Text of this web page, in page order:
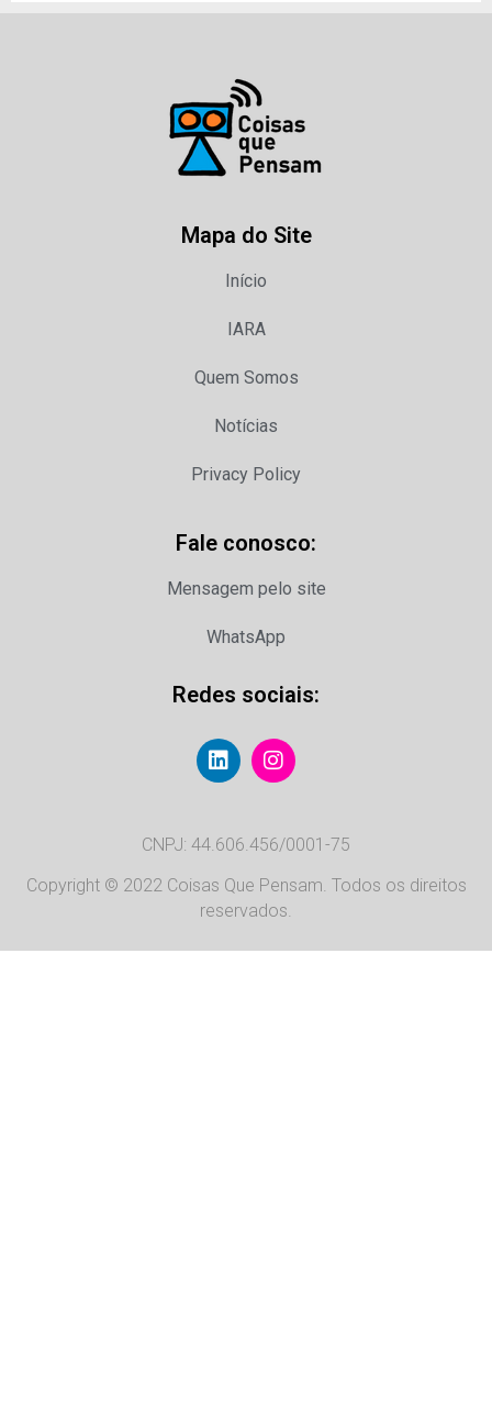
Mapa do Site
Início
IARA
Quem Somos
Notícias
Privacy Policy
Fale conosco:
Mensagem pelo site
WhatsApp
Redes sociais:
CNPJ: 44.606.456/0001-75
Copyright © 2022 Coisas Que Pensam. Todos os direitos
reservados.